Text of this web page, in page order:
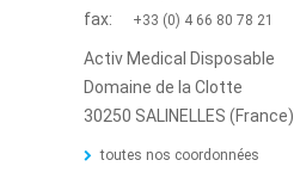
fax: +33 (0) 4 66 80 78 21
Activ Medical Disposable
Domaine de la Clotte
30250 SALINELLES (France)
toutes nos coordonnées